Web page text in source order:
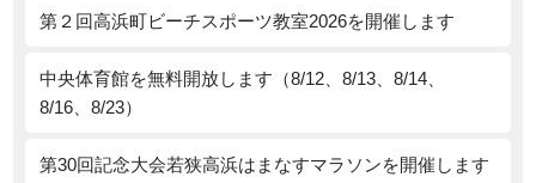
第２回高浜町ビーチスポーツ教室2026を開催します
中央体育館を無料開放します（8/12、8/13、8/14、
8/16、8/23）
第30回記念大会若狭高浜はまなすマラソンを開催します